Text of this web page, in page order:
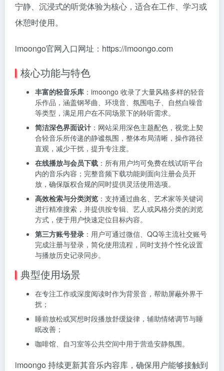
宁静、沉浸式的听觉体验为核心，适合在工作、学习或
休憩时使用。
imoongo官网入口网址：https://imoongo.com
核心功能与特色
丰富的轻音乐库 ：imoongo 收录了大量风格多样的轻音
乐作品，涵盖钢琴曲、环境音、氛围电子、自然白噪音
等类型，满足用户在不同场景下的聆听需求。
简洁深色界面设计 ：网站采用深色主题配色，视觉上契
合轻音乐所传递的静谧氛围，整体布局清晰，操作路径
直观，减少干扰，提升专注度。
在线播放与会员下载 ：所有用户均可免费在线试听平台
内的音乐内容；完整音频下载功能则面向注册会员开
放，确保版权合规的同时提供灵活使用选项。
高效检索与分类浏览 ：支持通过曲名、艺术家等关键词
进行精准搜索，并提供按专辑、艺人或风格分类的浏览
方式，便于用户快速定位目标内容。
第三方账号登录 ：用户可通过微信、QQ等主流社交账号
完成注册与登录，简化使用流程，同时支持个性化设置
与播放历史记录同步。
典型使用场景
在专注工作或深度阅读时作为背景音，帮助屏蔽外界干
扰；
睡前放松或冥想时段播放舒缓旋律，辅助情绪调节与睡
眠改善；
咖啡馆、自习室等公共空间中用于营造安静氛围。
imoongo 持续更新其音乐内容库，确保用户能够接触到